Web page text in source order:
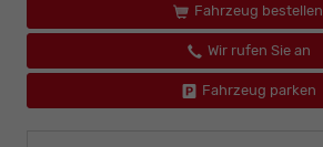
Fahrzeug bestellen
Wir rufen Sie an
Fahrzeug parken